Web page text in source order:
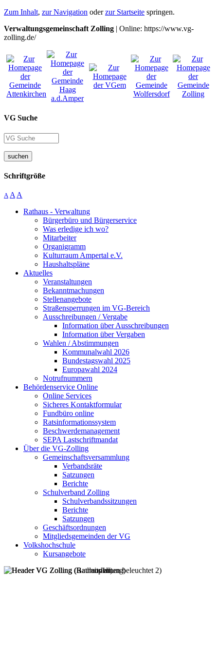
Zum Inhalt, zur Navigation oderzur Startseite springen.
Verwaltungsgemeinschaft Zolling | Online: https://www.vg-
zolling.de/
VG Suche
suchen
Schriftgröße
A A A
Rathaus - Verwaltung
Bürgerbüro und Bürgerservice
Was erledige ich wo?
Mitarbeiter
Organigramm
Kulturraum Ampertal e.V.
Haushaltspläne
Aktuelles
Veranstaltungen
Bekanntmachungen
Stellenangebote
Straßensperrungen im VG-Bereich
Ausschreibungen / Vergabe
Information über Ausschreibungen
Information über Vergaben
Wahlen / Abstimmungen
Kommunalwahl 2026
Bundestagswahl 2025
Europawahl 2024
Notrufnummern
Behördenservice Online
Online Services
Sicheres Kontaktformular
Fundbüro online
Ratsinformationssystem
Beschwerdemanagement
SEPA Lastschriftmandat
Über die VG-Zolling
Gemeinschaftsversammlung
Verbandsräte
Satzungen
Berichte
Schulverband Zolling
Schulverbandssitzungen
Berichte
Satzungen
Geschäftsordnungen
Mitgliedsgemeinden der VG
Volkshochschule
Kursangebote